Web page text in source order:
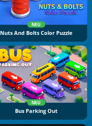
NEU
Nuts And Bolts Color Puzzle
NEU
Bus Parking Out